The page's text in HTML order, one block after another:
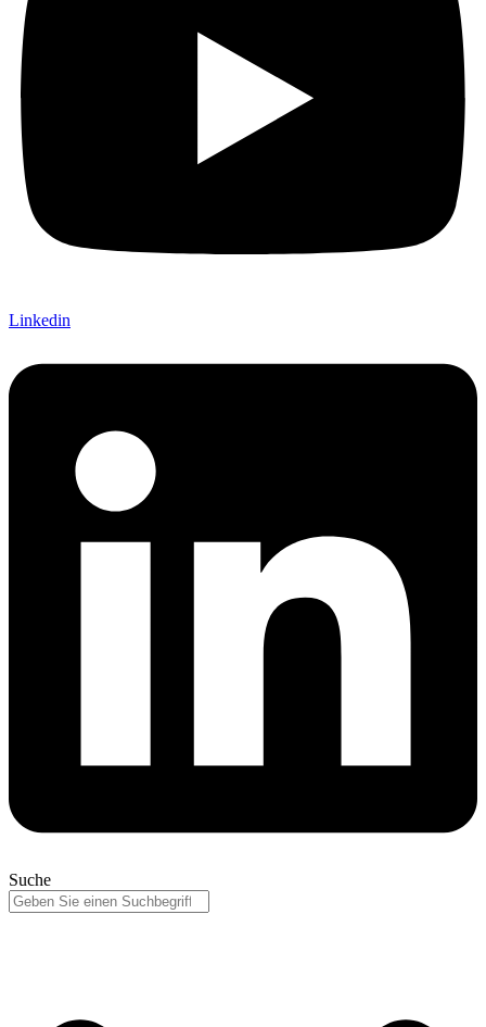
Linkedin
Suche